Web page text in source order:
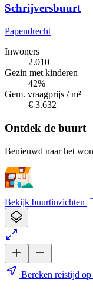
Schrijversbuurt
Papendrecht
Inwoners
2.010
Gezin met kinderen
42%
Gem. vraagprijs / m²
€ 3.632
Ontdek de buurt
Benieuwd naar het
Bekijk buurtinzichten
Bereken reistijd